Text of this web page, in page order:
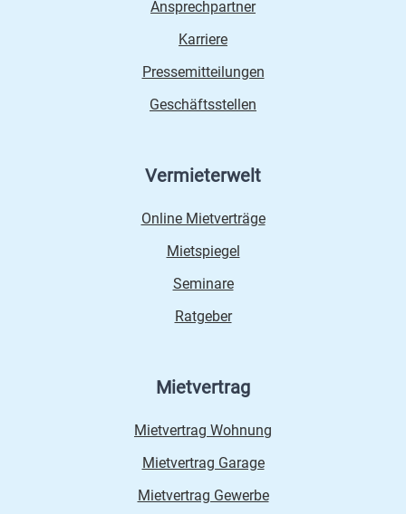
Ansprechpartner
Karriere
Pressemitteilungen
Geschäftsstellen
Vermieterwelt
Online Mietverträge
Mietspiegel
Seminare
Ratgeber
Mietvertrag
Mietvertrag Wohnung
Mietvertrag Garage
Mietvertrag Gewerbe